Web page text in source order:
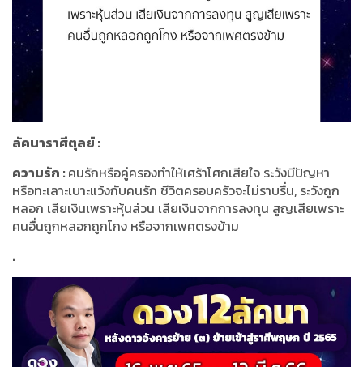
ลัคนาราศีตุลย์:
ความรัก :คนรักหรือคู่ครองทำให้เศร้าโศกเสียใจ ระวังมีปัญหา
หรือทะเลาะเบาะแว้งกับคนรัก ชีวิตครอบครัวจะไม่ราบรื่น, ระวังถูก
หลอก เสียเงินเพราะหุ้นส่วน เสียเงินจากการลงทุน สูญเสียเพราะ
คนอื่นถูกหลอกถูกโกง หรือจากเพศตรงข้าม
.